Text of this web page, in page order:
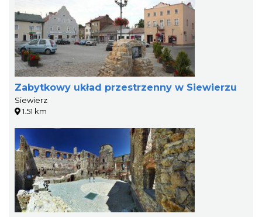
Zabytkowy układ przestrzenny w Siewierzu
Siewierz
1.51 km